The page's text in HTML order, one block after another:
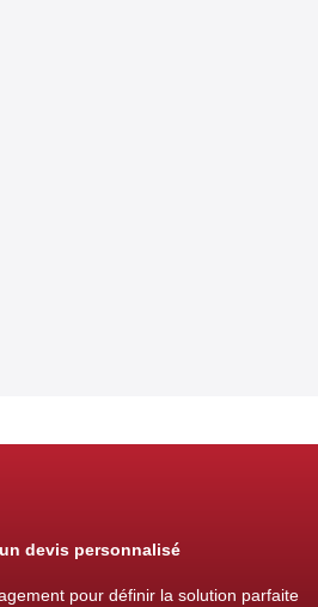
devis personnalisé
pour définir la solution parfaite